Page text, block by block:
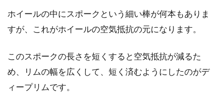
ていると、専門用語が多すぎて何がなんだか分
からなくなってし...
mtbのハンドル幅が60㎝を超えたら
ホイールの中にスポークという細い棒が何本もありま
すが、これがホイールの空気抵抗の元になります。
このスポークの長さを短くすると空気抵抗が減るた
め、リムの幅を広くして、短く済むようにしたのがデ
ィープリムです。